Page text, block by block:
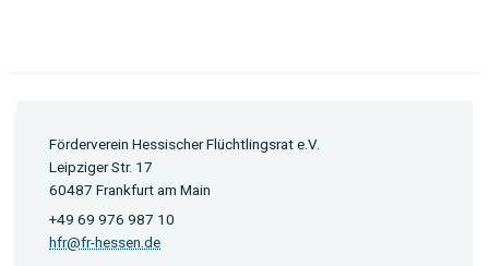
Förderverein Hessischer Flüchtlingsrat e.V.
Leipziger Str. 17
60487 Frankfurt am Main
+49 69 976 987 10
hfr@fr-hessen.de